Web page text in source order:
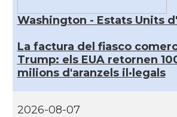
Washington - Estats Units
La factura del fiasco
Trump: els EUA retornen
milions d'aranzels il·legals
2026-08-07